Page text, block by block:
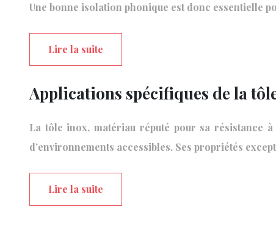
Une bonne isolation phonique est donc essentielle
Lire la suite
Applications spécifiques de la
La tôle inox, matériau réputé pour sa résistance
d’environnements accessibles. Ses propriétés
Lire la suite